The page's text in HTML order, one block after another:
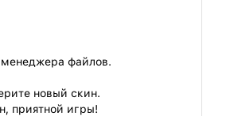
файлов.
новый скин.
приятной игры!